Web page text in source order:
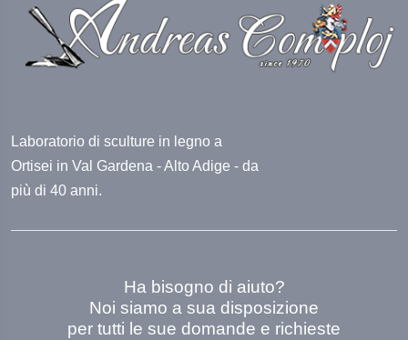
Laboratorio di sculture in legno a
Ortisei in Val Gardena - Alto Adige - da
più di 40 anni.
Ha bisogno di aiuto?
Noi siamo a sua disposizione
per tutti le sue domande e richieste